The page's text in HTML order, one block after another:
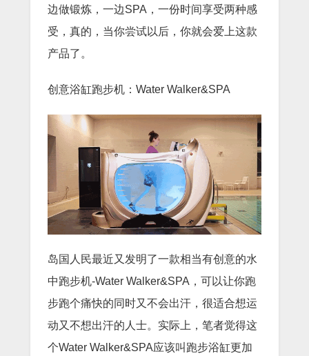
边做锻炼，一边SPA，一份时间享受两种感
受，真的，当你尝试以后，你就会爱上这款
产品了。
创意浴缸跑步机：Water Walker&SPA
岛国人民最近又发明了一款相当有创意的水
中跑步机-Water Walker&SPA，可以让你跑
步跑个痛快的同时又不会出汗，很适合想运
动又不想出汗的人士。实际上，笔者觉得这
个Water Walker&SPA应该叫跑步浴缸更加